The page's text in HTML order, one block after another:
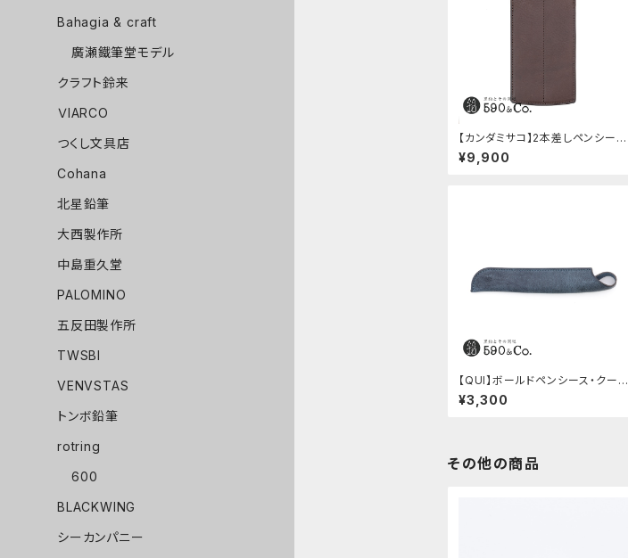
【カンダミサコ】2本差しペンシー
ス・ミネルバボックス (カスターニ
ョ)
¥9,900
【QUI】ボールドペンシース・クード
ゥー (ブルー)
¥3,300
その他の商品
Bahagia & craft
廣瀬鐵筆堂モデル
クラフト鈴来
ＶIARCO
つくし文具店
Cohana
北星鉛筆
大西製作所
中島重久堂
PALOMINO
五反田製作所
TWSBI
VENVSTAS
トンボ鉛筆
rotring
600
BLACKWING
シーカンパニー